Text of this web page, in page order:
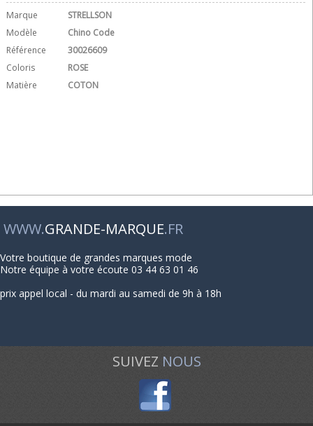
Marque
STRELLSON
Modèle
Chino Code
Référence
30026609
Coloris
ROSE
Matière
COTON
WWW.GRANDE-MARQUE.FR
Votre boutique de grandes marques mode
Notre équipe à votre écoute 03 44 63 01 46
prix appel local - du mardi au samedi de 9h à 18h
SUIVEZ NOUS